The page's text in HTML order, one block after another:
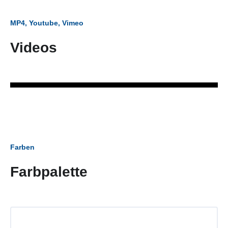
MP4, Youtube, Vimeo
Videos
Farben
Farbpalette